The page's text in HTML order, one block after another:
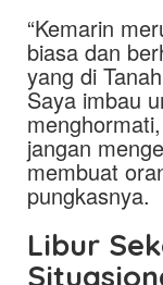
“Kemarin
biasa dan
yang di
Saya imbau
jangan
membuat
pungkasnya.
Libur